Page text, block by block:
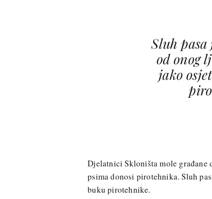
Sluh
od onog
jako
Djelatnici Skloništa mole građane
psima donosi pirotehnika. Sluh
buku pirotehnike.